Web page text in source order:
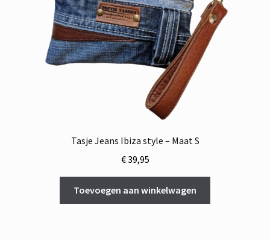
Tasje Jeans Ibiza style – Maat S
€39,95
Toevoegen aan winkelwagen